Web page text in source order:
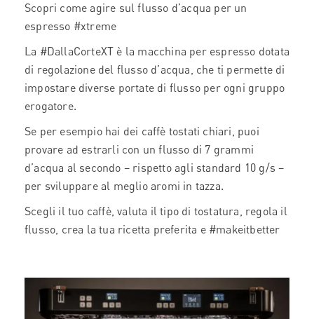
Scopri come agire sul flusso d’acqua per un
espresso #xtreme
La #DallaCorteXT è la macchina per espresso dotata
di regolazione del flusso d’acqua, che ti permette di
impostare diverse portate di flusso per ogni gruppo
erogatore.
Se per esempio hai dei caffè tostati chiari, puoi
provare ad estrarli con un flusso di 7 grammi
d’acqua al secondo – rispetto agli standard 10 g/s –
per sviluppare al meglio aromi in tazza.
Scegli il tuo caffè, valuta il tipo di tostatura, regola il
flusso, crea la tua ricetta preferita e #makeitbetter